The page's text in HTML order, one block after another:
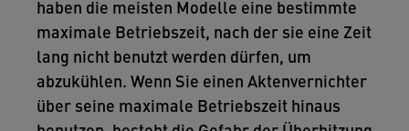
haben die meisten Modelle eine bestimmte
maximale Betriebszeit, nach der sie eine Zeit
lang nicht benutzt werden dürfen, um
abzukühlen. Wenn Sie einen Aktenvernichter
über seine maximale Betriebszeit hinaus